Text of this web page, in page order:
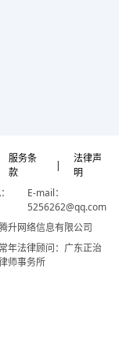
服务条
款
|
法律声
明
E-mail：
5256262@qq.com
升网络信息有限公司
常年法律顾问：广东正治
师事务所